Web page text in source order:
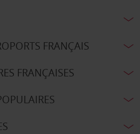
FRANÇAIS
FRANÇAISES